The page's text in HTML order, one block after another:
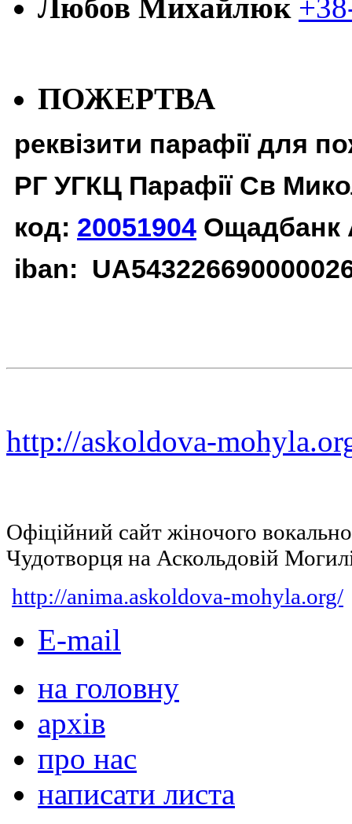
Любов Михайлюк
ПОЖЕРТВА
реквізити парафії для
РГ УГКЦ Парафії Св
код: 20051904 Ощадбанк
iban:
http://askoldova-
Офіційний сайт жіночого
Чудотворця на Аскольдовій
http://anima.askoldova-mohyla.org/
E-mail
на головну
архів
про нас
написати листа